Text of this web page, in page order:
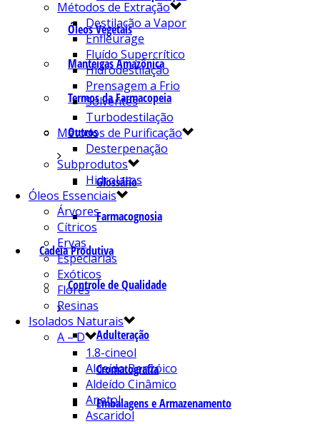
Óleos Vegetais
Manteigas Amazônica
Termos da Farmacopeia
Outros
Glossário
Farmacognosia
Cadeia Produtiva
Controle de Qualidade
Adulteração
Cromatografia
Embalagens e Armazenamento
Métodos de Extração
Destilação a Vapor
Enfleurage
Fluído Supercrítico
Hidrodestilação
Prensagem a Frio
Solventes
Turbodestilação
Métodos de Purificação
Desterpenação
Subprodutos
Hidrolatos
Óleos Essenciais
Árvores
Cítricos
Ervas
Especiarias
Exóticos
Flores
Resinas
Isolados Naturais
A – D
1.8-cineol
Aldeído Benzóico
Aldeído Cinâmico
Anetol
Ascaridol